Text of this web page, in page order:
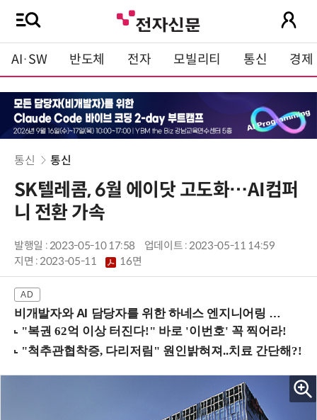
AI·SW 반도체 전자 모빌리티 통신 경제
통신 통신
SK텔레콤, 6월 에이닷 고도화…AI컴퍼
니 전환 가속
발행일 : 2023-05-10 17:58
업데이트 : 2023-05-11 14:59
지면 :2023-05-11 16면
비개발자와 AI 담당자를 위한 하네스 엔지니어링 입문과정 (8/20 신논현역)